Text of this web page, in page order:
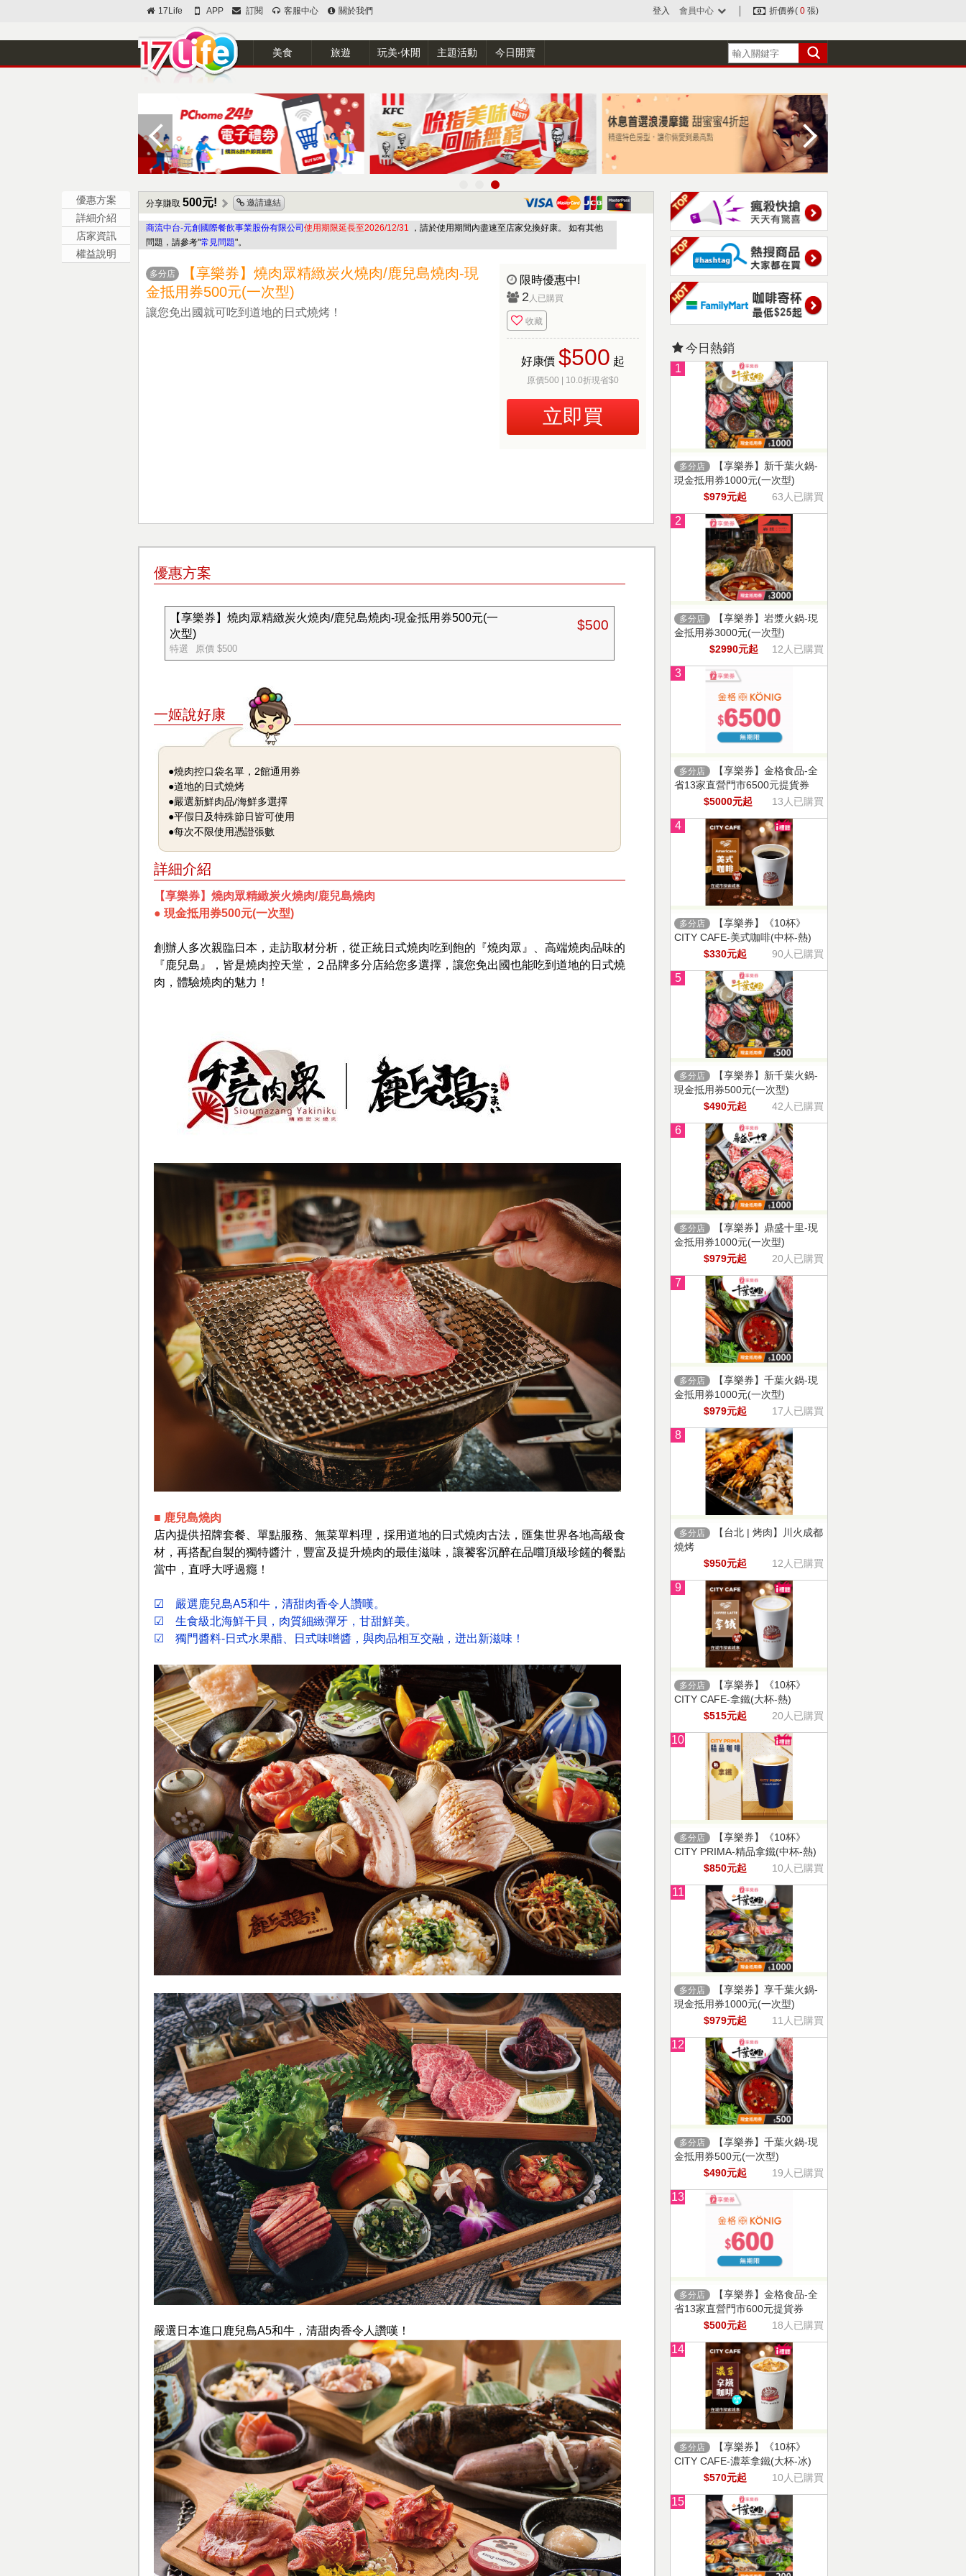
17Life APP 訂閱 客服中心 關於我們 登入 會員中心 折價券( 0 張)
美食 旅遊 玩美‧休閒 主題活動 今日開賣
優惠方案
詳細介紹
店家資訊
權益說明
分享賺取 500元! 邀請連結
商流中台-元創國際餐飲事業股份有限公司 使用期限延長至2026/12/31 ，請於使用期間內盡速至店家兌換好康。 如有其他
問題，請參考"常見問題"。
多分店
【享樂券】燒肉眾精緻炭火燒肉/鹿兒島燒肉-現
金抵用券500元(一次型)
讓您免出國就可吃到道地的日式燒烤！
限時優惠中!
2 人已購買
收藏
好康價 $500 起
原價500 | 10.0折現省$0
立即買
優惠方案
【享樂券】燒肉眾精緻炭火燒肉/鹿兒島燒肉-現金抵用券500元(一
次型)
特選 原價 $500
$500
一姬說好康
●燒肉控口袋名單，2館通用券
●道地的日式燒烤
●嚴選新鮮肉品/海鮮多選擇
●平假日及特殊節日皆可使用
●每次不限使用憑證張數
詳細介紹
【享樂券】燒肉眾精緻炭火燒肉/鹿兒島燒肉
● 現金抵用券500元(一次型)
創辦人多次親臨日本，走訪取材分析，從正統日式燒肉吃到飽的『燒肉眾』、高端燒肉品味的
『鹿兒島』，皆是燒肉控天堂，２品牌多分店給您多選擇，​讓您免出國也能吃到道地的日式燒
肉，體驗燒肉的魅力！
■ 鹿兒島燒肉
店內提供招牌套餐、單點服務、無菜單料理，採用道地的日式燒肉古法，匯集世界各地高級食
材，再搭配自製的獨特醬汁，豐富及提升燒肉的最佳滋味，讓饕客沉醉在品嚐頂級珍饈的餐點
當中，直呼大呼過癮！
☑ 嚴選鹿兒島A5和牛，清甜肉香令人讚嘆。
☑ 生食級北海鮮干貝，肉質細緻彈牙，甘甜鮮美。
☑ 獨門醬料-日式水果醋、日式味噌醬，與肉品相互交融，迸出新滋味！
嚴選日本進口鹿兒島A5和牛，清甜肉香令人讚嘆！
今日熱銷
1
多分店
【享樂券】新千葉火鍋-
現金抵用券1000元(一次型)
$979元起
63人已購買
2
多分店
【享樂券】岩漿火鍋-現
金抵用券3000元(一次型)
$2990元起
12人已購買
3
多分店
【享樂券】金格食品-全
省13家直營門市6500元提貨券
$5000元起
13人已購買
4
多分店
【享樂券】《10杯》
CITY CAFE-美式咖啡(中杯-熱)
$330元起
90人已購買
5
多分店
【享樂券】新千葉火鍋-
現金抵用券500元(一次型)
$490元起
42人已購買
6
多分店
【享樂券】鼎盛十里-現
金抵用券1000元(一次型)
$979元起
20人已購買
7
多分店
【享樂券】千葉火鍋-現
金抵用券1000元(一次型)
$979元起
17人已購買
8
多分店
【台北 | 烤肉】川火成都
燒烤
$950元起
12人已購買
9
多分店
【享樂券】《10杯》
CITY CAFE-拿鐵(大杯-熱)
$515元起
20人已購買
10
多分店
【享樂券】《10杯》
CITY PRIMA-精品拿鐵(中杯-熱)
$850元起
10人已購買
11
多分店
【享樂券】享千葉火鍋-
現金抵用券1000元(一次型)
$979元起
11人已購買
12
多分店
【享樂券】千葉火鍋-現
金抵用券500元(一次型)
$490元起
19人已購買
13
多分店
【享樂券】金格食品-全
省13家直營門市600元提貨券
$500元起
18人已購買
14
多分店
【享樂券】《10杯》
CITY CAFE-濃萃拿鐵(大杯-冰)
$570元起
10人已購買
15